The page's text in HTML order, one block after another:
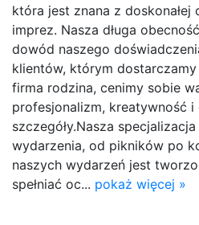
która jest znana z
imprez. Nasza długa
dowód naszego
klientów, którym
firma rodzina, cenimy sobie
profesjonalizm, kreatywność i
szczegóły.Nasza
wydarzenia, od pikników po
naszych wydarzeń jest
spełniać oc... pokaż więcej »